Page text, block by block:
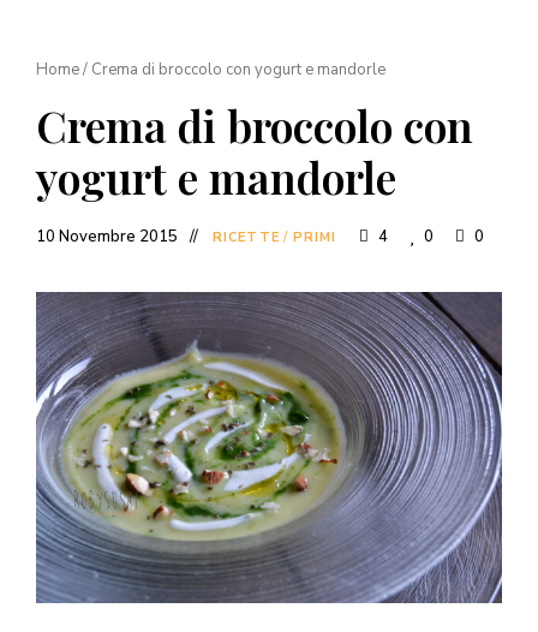
Home/ Crema di broccolo con yogurt e mandorle
Crema di broccolo con
yogurt e mandorle
10 Novembre 2015 RICETTE / PRIMI 4 0 0